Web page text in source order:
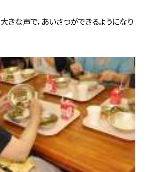
大きな声で，あいさつができるようになり